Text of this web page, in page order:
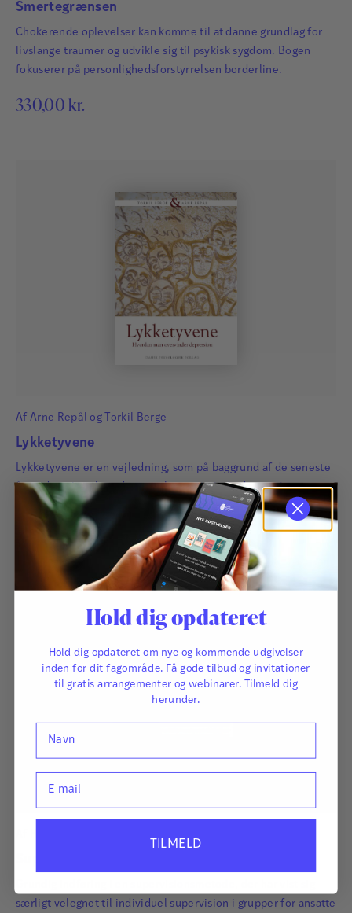
Smertegrænsen
Chokerende oplevelser kan komme til at danne grundlag for
livslange traumer og udvikle sig til psykisk sygdom. Bogen
fokuserer på personlighedsforstyrrelsen borderline.
330,00 kr.
Af Arne Repål og Torkil Berge
Lykketyvene
Lykketyvene er en vejledning, som på baggrund af de seneste
års viden viser, hvordan man kan overvinde depression.
139,00kr.
særligt velegnet til individuel supervision i grupper for ansatte
Hold dig opdateret
Hold dig opdateret om nye og kommende udgivelser
inden for dit fagområde. Få gode tilbud og invitationer
til gratis arrangementer og webinarer. Tilmeld dig
herunder.
Navn
E-mail
TILMELD